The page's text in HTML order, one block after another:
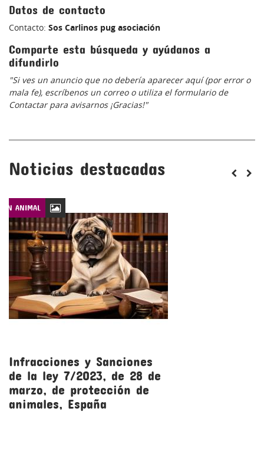
Datos de contacto
Contacto: Sos Carlinos pug asociación
Comparte esta búsqueda y ayúdanos a
difundirlo
"Si ves un anuncio que no debería aparecer aquí (por error o
mala fe), escríbenos un correo o utiliza el formulario de
Contactar para avisarnos ¡Gracias!"
Noticias destacadas
ANIMAL
Infracciones y Sanciones
de la ley 7/2023, de 28 de
marzo, de protección de
animales, España